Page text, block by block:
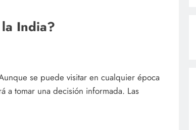
India?
se puede visitar en cualquier época
a tomar una decisión informada. Las